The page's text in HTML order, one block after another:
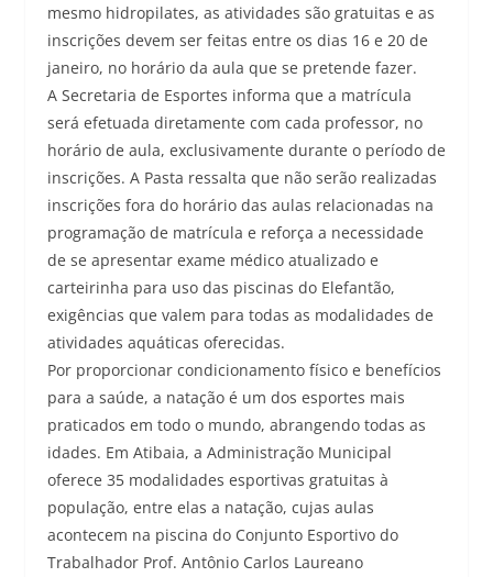
mesmo hidropilates, as atividades são gratuitas e as
inscrições devem ser feitas entre os dias 16 e 20 de
janeiro, no horário da aula que se pretende fazer.
A Secretaria de Esportes informa que a matrícula
será efetuada diretamente com cada professor, no
horário de aula, exclusivamente durante o período de
inscrições. A Pasta ressalta que não serão realizadas
inscrições fora do horário das aulas relacionadas na
programação de matrícula e reforça a necessidade
de se apresentar exame médico atualizado e
carteirinha para uso das piscinas do Elefantão,
exigências que valem para todas as modalidades de
atividades aquáticas oferecidas.
Por proporcionar condicionamento físico e benefícios
para a saúde, a natação é um dos esportes mais
praticados em todo o mundo, abrangendo todas as
idades. Em Atibaia, a Administração Municipal
oferece 35 modalidades esportivas gratuitas à
população, entre elas a natação, cujas aulas
acontecem na piscina do Conjunto Esportivo do
Trabalhador Prof. Antônio Carlos Laureano